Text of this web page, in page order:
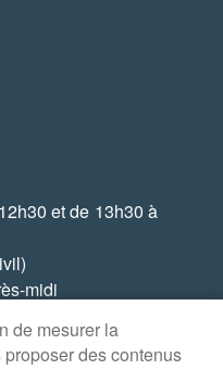
et de 13h30 à
midi
de mesurer la
des contenus